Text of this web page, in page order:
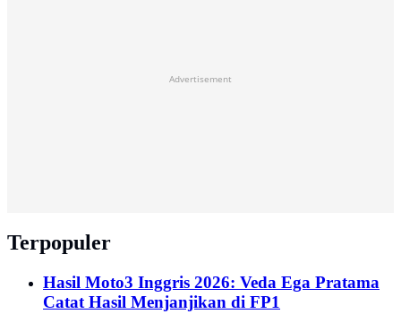
Advertisement
Terpopuler
Hasil Moto3 Inggris 2026: Veda Ega Pratama
Catat Hasil Menjanjikan di FP1